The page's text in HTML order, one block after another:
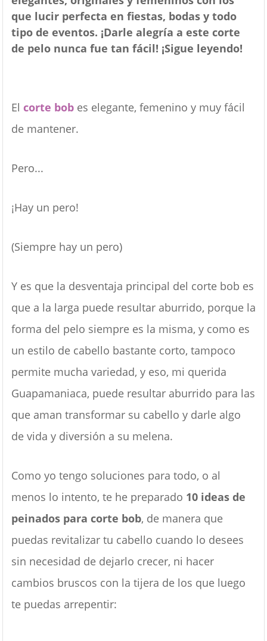
que lucir perfecta en fiestas, bodas y todo
tipo de eventos. ¡Darle alegría a este corte
de pelo nunca fue tan fácil! ¡Sigue leyendo!
El corte bobes elegante, femenino y muy fácil
de mantener.
Pero...
¡Hay un pero!
(Siempre hay un pero)
Y es que la desventaja principal del corte bob es
que a la larga puede resultar aburrido, porque la
forma del pelo siempre es la misma, y como es
un estilo de cabello bastante corto, tampoco
permite mucha variedad, y eso, mi querida
Guapamaniaca, puede resultar aburrido para las
que aman transformar su cabello y darle algo
de vida y diversión a su melena.
Como yo tengo soluciones para todo, o al
menos lo intento, te he preparado 10 ideas de
peinados para corte bob, de manera que
puedas revitalizar tu cabello cuando lo desees
sin necesidad de dejarlo crecer, ni hacer
cambios bruscos con la tijera de los que luego
te puedas arrepentir: